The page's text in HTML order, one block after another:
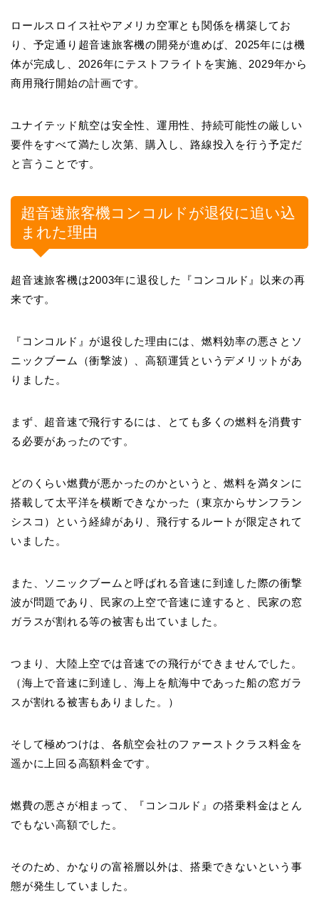
ロールスロイス社やアメリカ空軍とも関係を構築してお
り、予定通り超音速旅客機の開発が進めば、2025年には機
体が完成し、2026年にテストフライトを実施、2029年から
商用飛行開始の計画です。
ユナイテッド航空は安全性、運用性、持続可能性の厳しい
要件をすべて満たし次第、購入し、路線投入を行う予定だ
と言うことです。
超音速旅客機コンコルドが退役に追い込
まれた理由
超音速旅客機は2003年に退役した『コンコルド』以来の再
来です。
『コンコルド』が退役した理由には、燃料効率の悪さとソ
ニックブーム（衝撃波）、高額運賃というデメリットがあ
りました。
まず、超音速で飛行するには、とても多くの燃料を消費す
る必要があったのです。
どのくらい燃費が悪かったのかというと、燃料を満タンに
搭載して太平洋を横断できなかった（東京からサンフラン
シスコ）という経緯があり、飛行するルートが限定されて
いました。
また、ソニックブームと呼ばれる音速に到達した際の衝撃
波が問題であり、民家の上空で音速に達すると、民家の窓
ガラスが割れる等の被害も出ていました。
つまり、大陸上空では音速での飛行ができませんでした。
（海上で音速に到達し、海上を航海中であった船の窓ガラ
スが割れる被害もありました。）
そして極めつけは、各航空会社のファーストクラス料金を
遥かに上回る高額料金です。
燃費の悪さが相まって、『コンコルド』の搭乗料金はとん
でもない高額でした。
そのため、かなりの富裕層以外は、搭乗できないという事
態が発生していました。